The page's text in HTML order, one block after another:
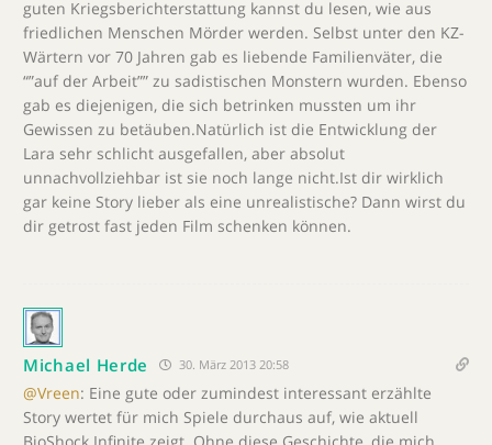
guten Kriegsberichterstattung kannst du lesen, wie aus
friedlichen Menschen Mörder werden. Selbst unter den KZ-
Wärtern vor 70 Jahren gab es liebende Familienväter, die
“”auf der Arbeit”” zu sadistischen Monstern wurden. Ebenso
gab es diejenigen, die sich betrinken mussten um ihr
Gewissen zu betäuben.Natürlich ist die Entwicklung der
Lara sehr schlicht ausgefallen, aber absolut
unnachvollziehbar ist sie noch lange nicht.Ist dir wirklich
gar keine Story lieber als eine unrealistische? Dann wirst du
dir getrost fast jeden Film schenken können.
Michael Herde 30. März 2013 20:58
@Vreen: Eine gute oder zumindest interessant erzählte
Story wertet für mich Spiele durchaus auf, wie aktuell